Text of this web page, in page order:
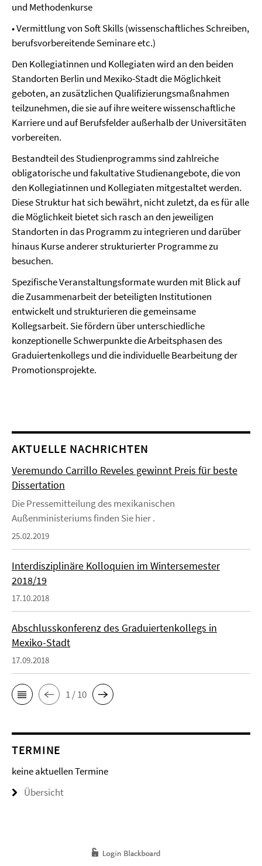
und Methodenkurse
•Vermittlung von Soft Skills (wissenschaftliches Schreiben,
berufsvorbereitende Seminare etc.)
Den Kollegiatinnen und Kollegiaten wird an den beiden
Standorten Berlin und Mexiko-Stadt die Möglichkeit
geboten, an zusätzlichen Qualifizierungsmaßnahmen
teilzunehmen, die sie auf ihre weitere wissenschaftliche
Karriere und auf Berufsfelder außerhalb der Universitäten
vorbereiten.
Bestandteil des Studienprogramms sind zahlreiche
obligatorische und fakultative Studienangebote, die von
den Kollegiatinnen und Kollegiaten mitgestaltet werden.
Diese Struktur hat sich bewährt, nicht zuletzt, da es für alle
die Möglichkeit bietet sich rasch an den jeweiligen
Standorten in das Programm zu integrieren und darüber
hinaus Kurse anderer strukturierter Programme zu
besuchen.
Spezifische Veranstaltungsformate wurden mit Blick auf
die Zusammenarbeit der beteiligten Institutionen
entwickelt und strukturieren die gemeinsame
Kollegsarbeit. Sie fördern über unterschiedliche
konzeptionelle Schwerpunkte die Arbeitsphasen des
Graduiertenkollegs und die individuelle Bearbeitung der
Promotionsprojekte.
AKTUELLE NACHRICHTEN
Veremundo Carrillo Reveles gewinnt Preis für beste
Dissertation
Die Pressemitteilung des mexikanischen
Außenministeriums finden Sie hier .
25.02.2019
Interdisziplinäre Kolloquien im Wintersemester
2018/19
17.10.2018
Abschlusskonferenz des Graduiertenkollegs in
Mexiko-Stadt
17.09.2018
1 / 10
TERMINE
keine aktuellen Termine
Übersicht